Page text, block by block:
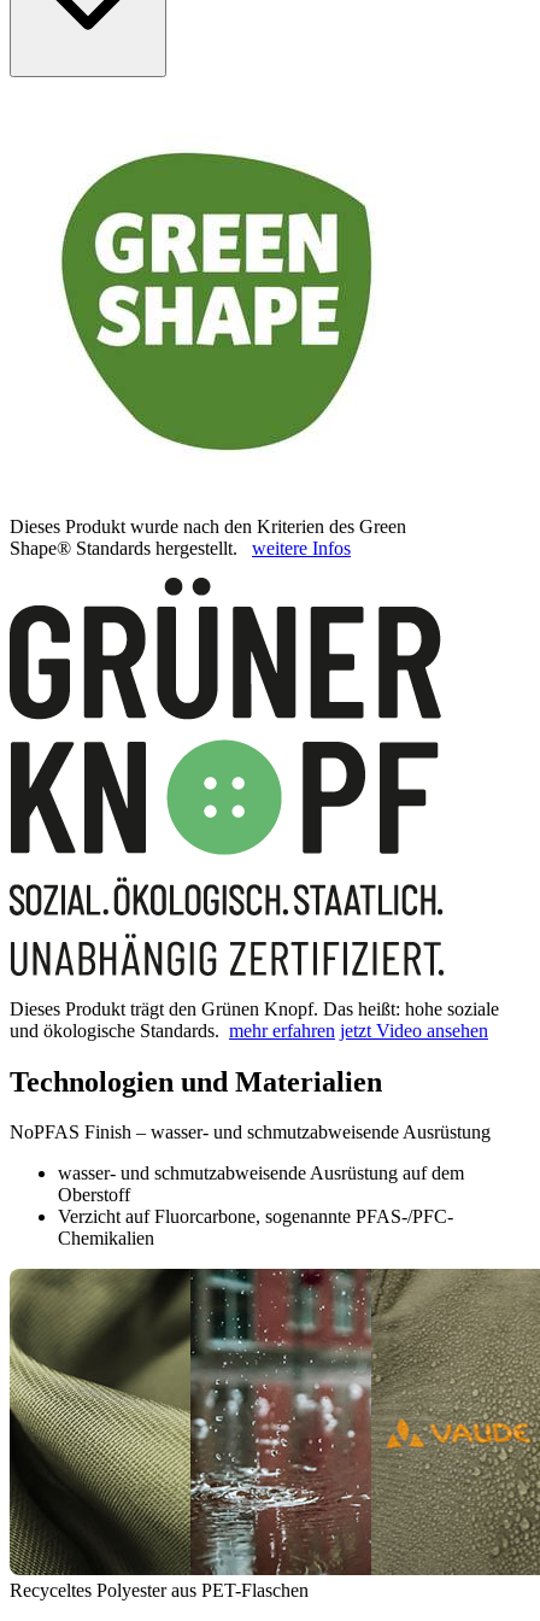
Dieses Produkt wurde nach den Kriterien des Green
Shape® Standards hergestellt. weitere Infos
Dieses Produkt trägt den Grünen Knopf. Das heißt: hohe soziale
und ökologische Standards. mehr erfahren jetzt Video ansehen
Technologien und Materialien
NoPFAS Finish – wasser- und schmutzabweisende Ausrüstung
wasser- und schmutzabweisende Ausrüstung auf dem
Oberstoff
Verzicht auf Fluorcarbone, sogenannte PFAS-/PFC-
Chemikalien
Recyceltes Polyester aus PET-Flaschen